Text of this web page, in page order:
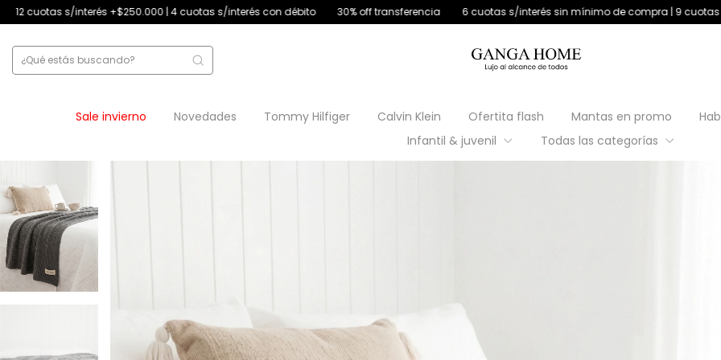
+$250.000 | 4 cuotas s/interés con débito 30% off transferencia 6 cuotas s/interés sin mínimo de compra | 9 cuotas s/interés +$180.000
Sale invierno Novedades Tommy Hilfiger Calvin Klein Ofertita flash Mantas en promo
Infantil & juvenil
Todas las categorías